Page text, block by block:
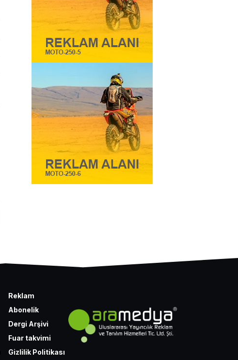
Reklam
Abonelik
Dergi Arşivi
Fuar takvimi
Gizlilik Politikası